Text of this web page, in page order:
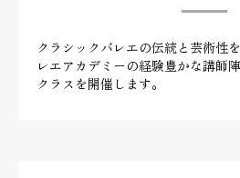
クラシックバレエの伝統と芸術性
レエアカデミーの経験豊かな講師
クラスを開催します。